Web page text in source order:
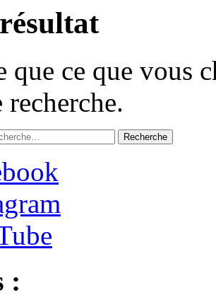
que ce que vous
recherche.
Recherche
: